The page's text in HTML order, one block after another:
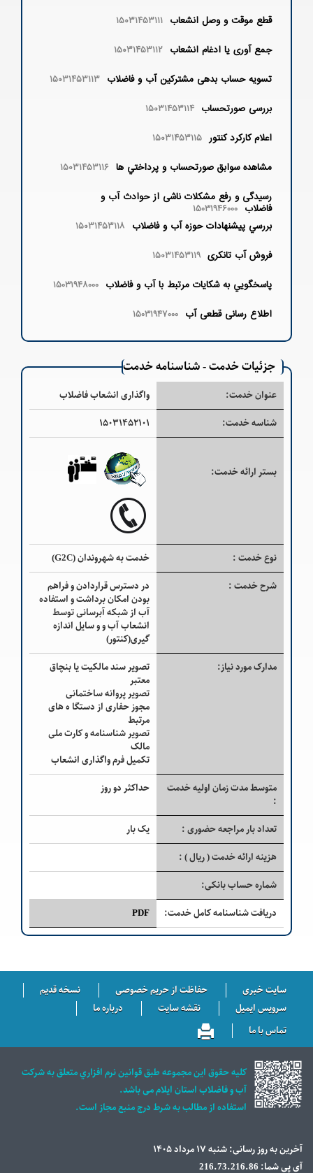
قطع موقت و وصل انشعاب ۱۵۰۳۱۴۵۳۱۱۱
جمع آوری یا ادغام انشعاب ۱۵۰۳۱۴۵۳۱۱۲
تسویه حساب بدهی مشترکین آب و فاضلاب ۱۵۰۳۱۴۵۳۱۱۳
بررسی صورتحساب ۱۵۰۳۱۴۵۳۱۱۴
اعلام کارکرد کنتور ۱۵۰۳۱۴۵۳۱۱۵
مشاهده سوابق صورتحساب و پرداختي ها ۱۵۰۳۱۴۵۳۱۱۶
رسیدگی و رفع مشکلات ناشی از حوادث آب و
فاضلاب 15031946000
بررسي پيشنهادات حوزه آب و فاضلاب ۱۵۰۳۱۴۵۳۱۱۸
فروش آب تانکری ۱۵۰۳۱۴۵۳۱۱۹
پاسخگويي به شكايات مرتبط با آب و فاضلاب 15031948000
اطلاع رسانی قطعی آب 15031947000
جزئیات خدمت - شناسنامه خدمت
عنوان خدمت:
واگذاری انشعاب فاضلاب
شناسه خدمت:
۱۵۰۳۱۴۵۲۱۰۱
بستر ارائه خدمت:
نوع خدمت :
خدمت به شهروندان (G2C)
شرح خدمت :
در دسترس قراردادن و فراهم
بودن امکان برداشت و استفاده
آب از شبکه آبرسانی توسط
انشعاب آب و و سایل اندازه
گیری(کنتور)
مدارک مورد نیاز:
تصویر سند مالکیت یا بنچاق
معتبر
تصویر پروانه ساختمانی
مجوز حفاری از دستگا ه های
مرتبط
تصویر شناسنامه و کارت ملی
مالک
تکمیل فرم واگذاری انشعاب
متوسط مدت زمان اولیه خدمت
:
حداکثر دو روز
تعداد بار مراجعه حضوری :
یک بار
هزینه ارائه خدمت ( ريال ) :
شماره حساب بانکی:
دریافت شناسنامه کامل خدمت:
PDF
سایت خبری حفاظت از حریم خصوصی
نسخه قدیم
سرویس ایمیل
نقشه سایت
درباره ما
تماس با ما
كليه حقوق اين مجموعه طبق قوانين نرم افزاري متعلق به شركت
آب و فاضلاب استان ايلام می باشد.
استفاده از مطالب به شرط درج منبع مجاز است.
آخرین به روز رسانی: شنبه ۱۷ مرداد ۱۴۰۵
آی پی شما: 216.73.216.86